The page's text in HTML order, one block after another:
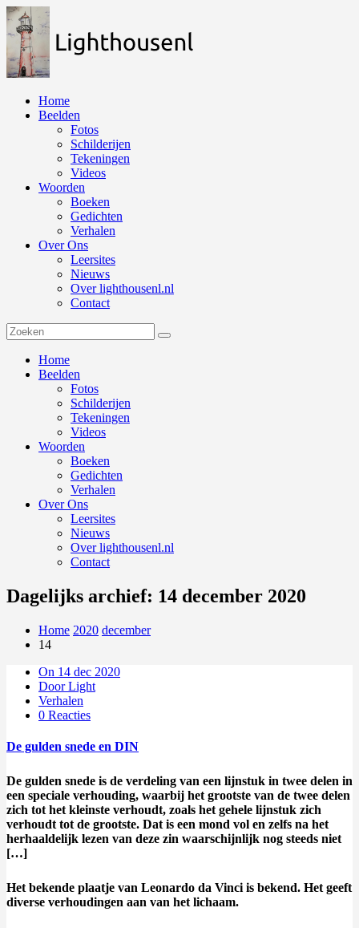
Naar
de
inhoud
springen
Home
Beelden
Fotos
Schilderijen
Tekeningen
Videos
Woorden
Boeken
Gedichten
Verhalen
Over Ons
Leersites
Nieuws
Over lighthousenl.nl
Contact
Home
Beelden
Fotos
Schilderijen
Tekeningen
Videos
Woorden
Boeken
Gedichten
Verhalen
Over Ons
Leersites
Nieuws
Over lighthousenl.nl
Contact
Dagelijks archief: 14 december 2020
Home 2020 december
14
On 14 dec 2020
Door Light
Verhalen
0 Reacties
De gulden snede en DIN
De gulden snede is de verdeling van een lijnstuk in twee delen in
een speciale verhouding, waarbij het grootste van de twee delen
zich tot het kleinste verhoudt, zoals het gehele lijnstuk zich
verhoudt tot de grootste. Dat is een mond vol en zelfs na het
herhaaldelijk lezen van deze zin waarschijnlijk nog steeds niet
[…]
Het bekende plaatje van Leonardo da Vinci is bekend. Het geeft
diverse verhoudingen aan van het lichaam.